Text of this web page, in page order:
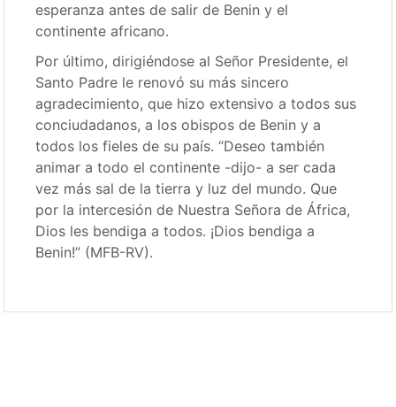
esperanza antes de salir de Benin y el
continente africano.
Por último, dirigiéndose al Señor Presidente, el
Santo Padre le renovó su más sincero
agradecimiento, que hizo extensivo a todos sus
conciudadanos, a los obispos de Benin y a
todos los fieles de su país. “Deseo también
animar a todo el continente -dijo- a ser cada
vez más sal de la tierra y luz del mundo. Que
por la intercesión de Nuestra Señora de África,
Dios les bendiga a todos. ¡Dios bendiga a
Benin!” (MFB-RV).